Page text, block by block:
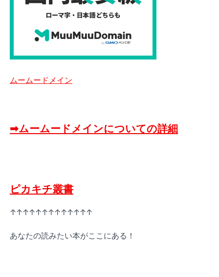
ムームードメイン
➡ムームードメインについての詳細
ピカキチ叢書
↑↑↑↑↑↑↑↑↑↑↑↑↑
あなたの読みたい本がここにある！